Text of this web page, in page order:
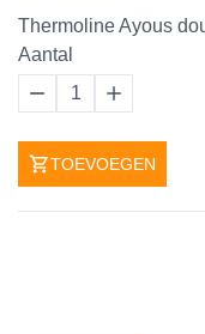
Thermoline Ayous
Aantal
1
TOEVOEGEN